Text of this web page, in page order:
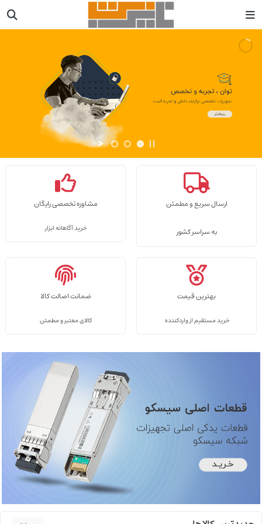
ارسال سریع و مطمئن
به سراسر کشور
مشاوره تخصصی رایگان
خرید آگاهانه ابزار
بهترین قیمت
خرید مستقیم از واردکننده
ضمانت اصالت کالا
کالای معتبر و مطمئن